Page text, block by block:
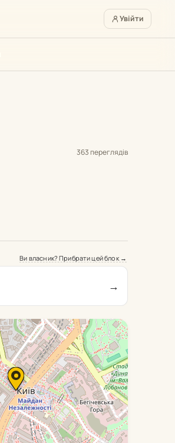
Увійти
363 переглядів
Ви власник? Прибрати цей блок →
→